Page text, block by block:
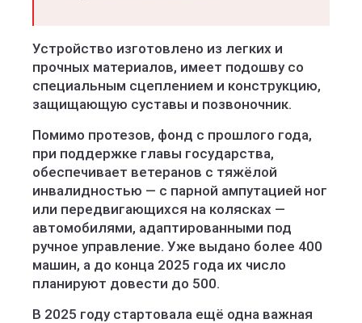
Устройство изготовлено из легких и
прочных материалов, имеет подошву со
специальным сцеплением и конструкцию,
защищающую суставы и позвоночник.
Помимо протезов, фонд с прошлого года,
при поддержке главы государства,
обеспечивает ветеранов с тяжёлой
инвалидностью — с парной ампутацией ног
или передвигающихся на колясках —
автомобилями, адаптированными под
ручное управление. Уже выдано более 400
машин, а до конца 2025 года их число
планируют довести до 500.
В 2025 году стартовала ещё одна важная